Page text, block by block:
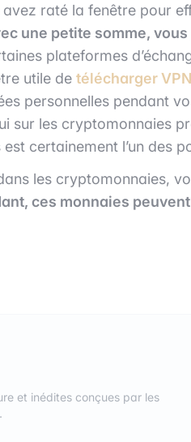
raté la fenêtre pour
une petite somme,
plateformes
utile de télécharger VPN
personnelles pendant
sur les cryptomonnaies
certainement l’un des
les cryptomonnaies,
ces monnaies
et inédites conçues par les